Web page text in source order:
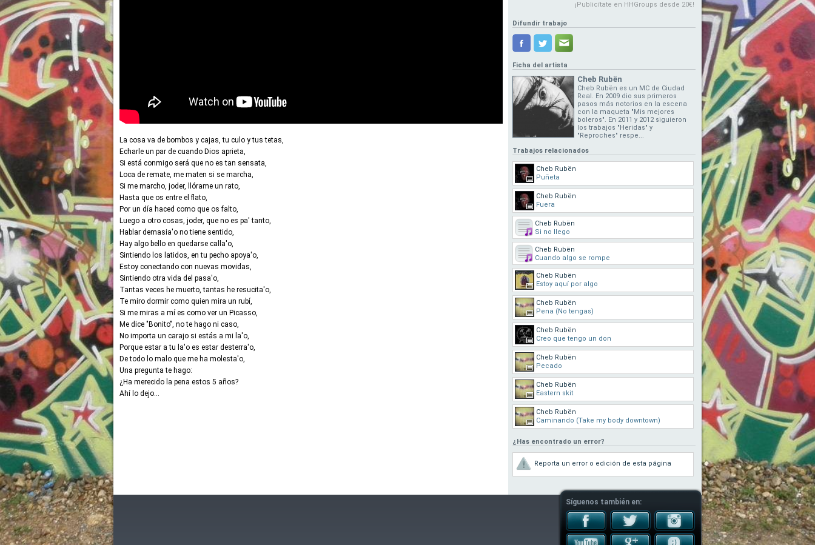
La cosa va de bombos y cajas, tu culo y tus tetas,
Echarle un par de cuando Dios aprieta,
Si está conmigo será que no es tan sensata,
Loca de remate, me maten si se marcha,
Si me marcho, joder, llórame un rato,
Hasta que os entre el flato,
Por un día haced como que os falto,
Luego a otro cosas, joder, que no es pa' tanto,
Hablar demasia'o no tiene sentido,
Hay algo bello en quedarse calla'o,
Sintiendo los latidos, en tu pecho apoya'o,
Estoy conectando con nuevas movidas,
Sintiendo otra vida del pasa'o,
Tantas veces he muerto, tantas he resucita'o,
Te miro dormir como quien mira un rubí,
Si me miras a mí es como ver un Picasso,
Me dice "Bonito", no te hago ni caso,
No importa un carajo si estás a mi la'o,
Porque estar a tu la'o es estar desterra'o,
De todo lo malo que me ha molesta'o,
Una pregunta te hago:
¿Ha merecido la pena estos 5 años?
Ahí lo dejo...
¡Publicítate en HHGroups desde 20€!
Difundir trabajo
Ficha del artista
Cheb Rubën
Cheb Rubën es un MC de Ciudad
Real. En 2009 dio sus primeros
pasos más notorios en la escena
con la maqueta "Mis mejores
boleros". En 2011 y 2012 siguieron
los trabajos "Heridas" y
"Reproches" respe...
Trabajos relacionados
Cheb Rubën
Puñeta
Cheb Rubën
Fuera
Cheb Rubën
Si no llego
Cheb Rubën
Cuando algo se rompe
Cheb Rubën
Estoy aquí por algo
Cheb Rubën
Pena (No tengas)
Cheb Rubën
Creo que tengo un don
Cheb Rubën
Pecado
Cheb Rubën
Eastern skit
Cheb Rubën
Caminando (Take my body downtown)
¿Has encontrado un error?
Reporta un error o edición de esta página
Síguenos también en: